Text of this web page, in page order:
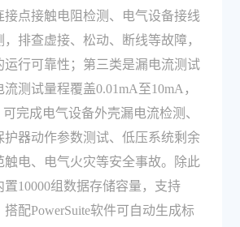
接点接触电阻检测、电气设备接线
排查虚接、松动、断线等故障，
运行可靠性；第三类是漏电流测试
测试量程覆盖0.01mA至10mA，
完成电气设备外壳漏电流检测、
护器动作参数测试、低压系统剩余
触电、电气火灾等安全事故。除此
置10000组数据存储容量，支持
配PowerSuite软件可自动生成标